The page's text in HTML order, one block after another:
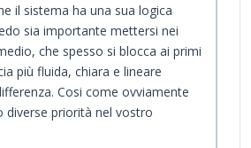
il sistema ha una sua logica
sia importante mettersi nei
che spesso si blocca ai primi
più fluida, chiara e lineare
Cosi come ovviamente
diverse priorità nel vostro